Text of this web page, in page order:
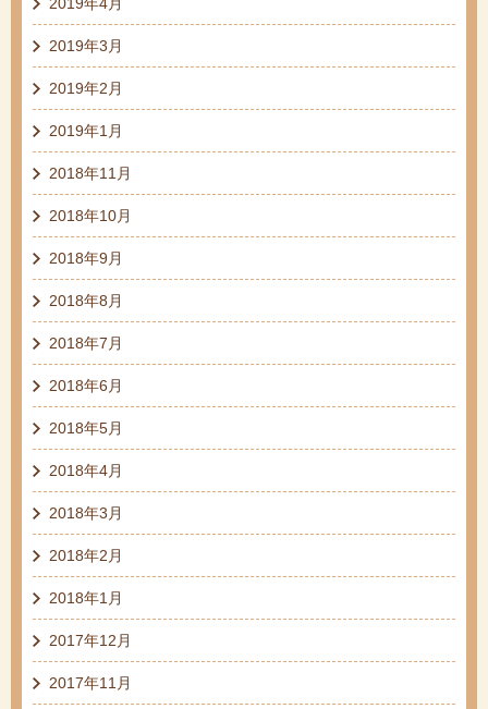
2019年3月
2019年2月
2019年1月
2018年11月
2018年10月
2018年9月
2018年8月
2018年7月
2018年6月
2018年5月
2018年4月
2018年3月
2018年2月
2018年1月
2017年12月
2017年11月